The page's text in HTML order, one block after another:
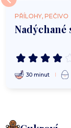
PŘÍLOHY, PEČIVO
30 minut